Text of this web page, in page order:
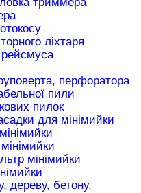
триммера
ліхтаря
перфоратора
пили
пилок
для мінімийки
мінімийки
дереву, бетону,